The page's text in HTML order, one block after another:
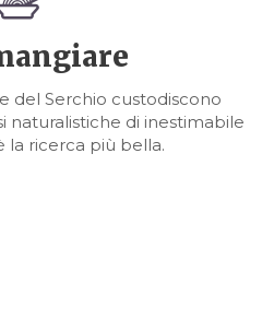
del Serchio custodiscono
naturalistiche di inestimabile
la ricerca più bella.